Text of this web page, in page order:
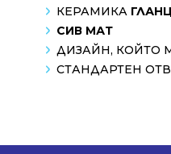
КЕРАМИКА
СИВ МАТ
ДИЗАЙН, КОЙТО
СТАНДАРТЕН